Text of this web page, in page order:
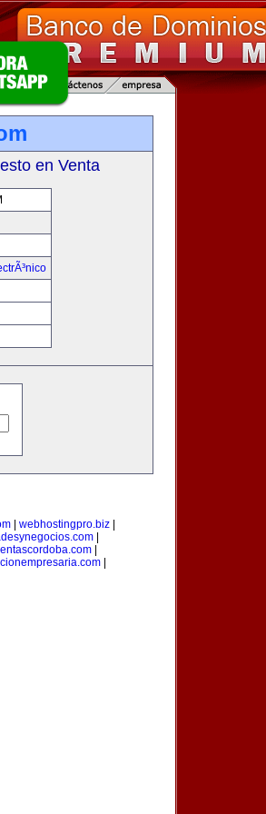
en Venta
webhostingpro.biz
|
|